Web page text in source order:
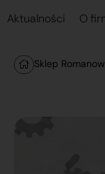
Aktualności O
Sklep